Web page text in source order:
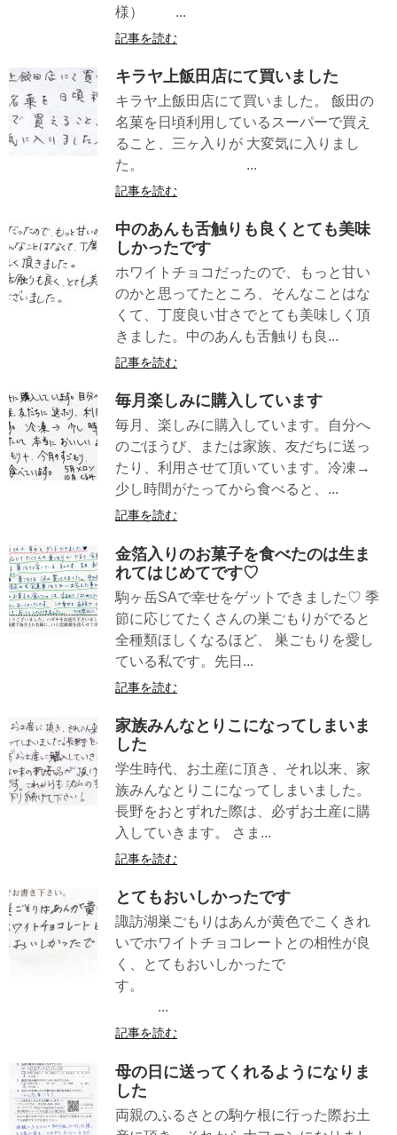
様） ...
記事を読む
キラヤ上飯田店にて買いました
キラヤ上飯田店にて買いました。 飯田の
名菓を日頃利用しているスーパーで買え
ること、三ヶ入りが 大変気に入りまし
た。 ...
記事を読む
中のあんも舌触りも良くとても美味
しかったです
ホワイトチョコだったので、もっと甘い
のかと思ってたところ、そんなことはな
くて、丁度良い甘さでとても美味しく頂
きました。中のあんも舌触りも良...
記事を読む
毎月楽しみに購入しています
毎月、楽しみに購入しています。自分へ
のごほうび、または家族、友だちに送っ
たり、利用させて頂いています。冷凍→
少し時間がたってから食べると、...
記事を読む
金箔入りのお菓子を食べたのは生ま
れてはじめてです♡
駒ヶ岳SAで幸せをゲットできました♡ 季
節に応じてたくさんの巣ごもりがでると
全種類ほしくなるほど、 巣ごもりを愛し
ている私です。先日...
記事を読む
家族みんなとりこになってしまいま
した
学生時代、お土産に頂き、それ以来、家
族みんなとりこになってしまいました。
長野をおとずれた際は、必ずお土産に購
入していきます。 さま...
記事を読む
とてもおいしかったです
諏訪湖巣ごもりはあんが黄色でこくきれ
いでホワイトチョコレートとの相性が良
く、とてもおいしかったで
す。
...
記事を読む
母の日に送ってくれるようになりま
した
両親のふるさとの駒ケ根に行った際お土